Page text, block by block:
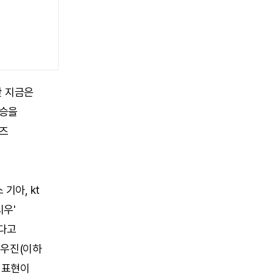
지금은
을
기아, kt
우'
고
진(이하
현이